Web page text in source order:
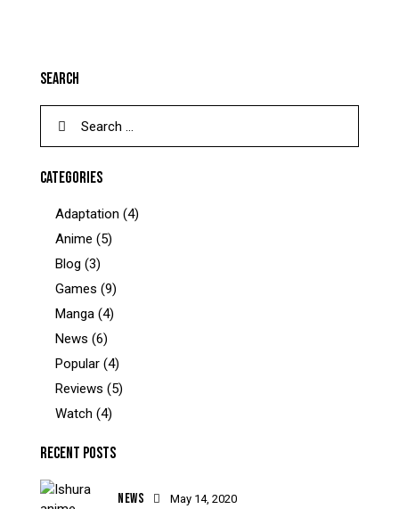
SEARCH
CATEGORIES
Adaptation (4)
Anime (5)
Blog (3)
Games (9)
Manga (4)
News (6)
Popular (4)
Reviews (5)
Watch (4)
RECENT POSTS
NEWS May 14, 2020